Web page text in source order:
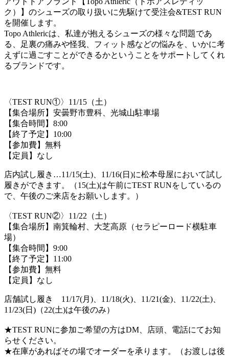
ク）】のシューズの取り扱いに先駆けて受注会&TEST RUN
を開催します。
Topo Athlericは、私達が抱えるシューズの様々な問題であ
る、足裏の痛みや怪我、フィット感などの悩みを、いかに考
えずに過ごすことができるかということをサポートしてくれ
るブランドです。
〈TEST RUN①〉11/15（土）
【集合場所】安曇野市豊科、光城山駐車場
【集合時間】8:00
【終了予定】10:00
【参加費】無料
【定員】なし
店内試し履き…11/15(土)、11/16(日)に松本母屋において試し
履きができます。（15(土)は午前にTEST RUNをしているの
で、午後のご来店をお願いします。）
〈TEST RUN②〉11/22（土）
【集合場所】南箕輪村、大芝高原（セラピーロード横駐車
場）
【集合時間】9:00
【終了予定】11:00
【参加費】無料
【定員】なし
店舗試し履き 11/17(月)、11/18(火)、11/21(金)、11/22(土)、
11/23(日)（22(土)は午後のみ）
★TEST RUNに参加ご希望の方はDM、店頭、電話にてお知
らせください。
★在庫があればその場でオーダーを承ります。（お渡しは後